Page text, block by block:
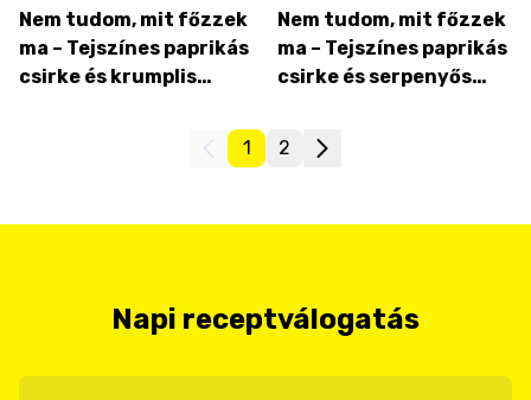
Nem tudom, mit főzzek
ma – Tejszínes paprikás
csirke és krumplis
Nem tudom, mit főzzek
ma – Tejszínes paprikás
csirke és serpenyős
1
2
Napi receptválogatás